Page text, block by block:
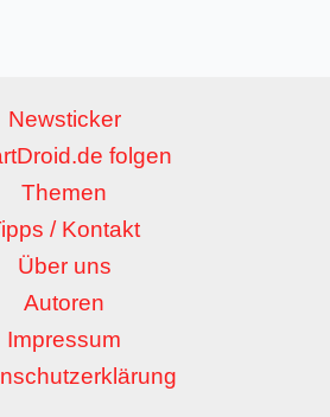
Newsticker
folgen
Themen
/ Kontakt
Über uns
Autoren
Impressum